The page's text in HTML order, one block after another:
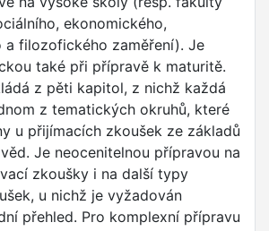
ekonomického,
a filozofického zaměření). Je
také při přípravě k maturitě.
z pěti kapitol, z nichž každá
z tematických okruhů, které
u přijímacích zkoušek ze základů
Je neocenitelnou přípravou na
zkoušky i na další typy
u nichž je vyžadován
přehled. Pro komplexní přípravu